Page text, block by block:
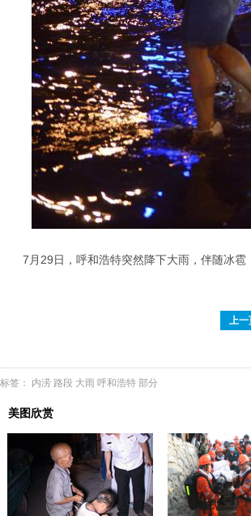
7月29日，呼和浩特突然降下大雨，伴随冰
上一
标签： 内涝 路段 大雨 呼和浩特 部分
美图欣赏